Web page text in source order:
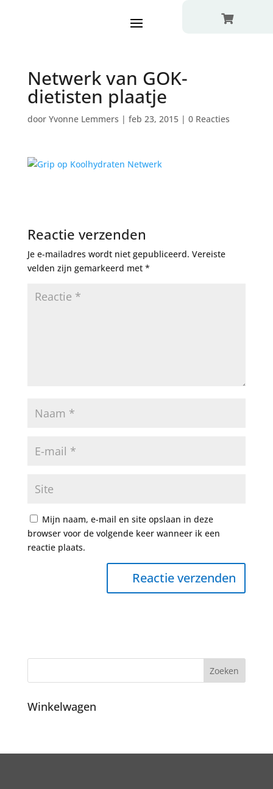

Netwerk van GOK-
dietisten plaatje
door Yvonne Lemmers | feb 23, 2015| 0 Reacties
Reactie verzenden
Je e-mailadres wordt niet gepubliceerd. Vereiste
velden zijn gemarkeerd met *
Mijn naam, e-mail en site opslaan in deze
browser voor de volgende keer wanneer ik een
reactie plaats.
Winkelwagen